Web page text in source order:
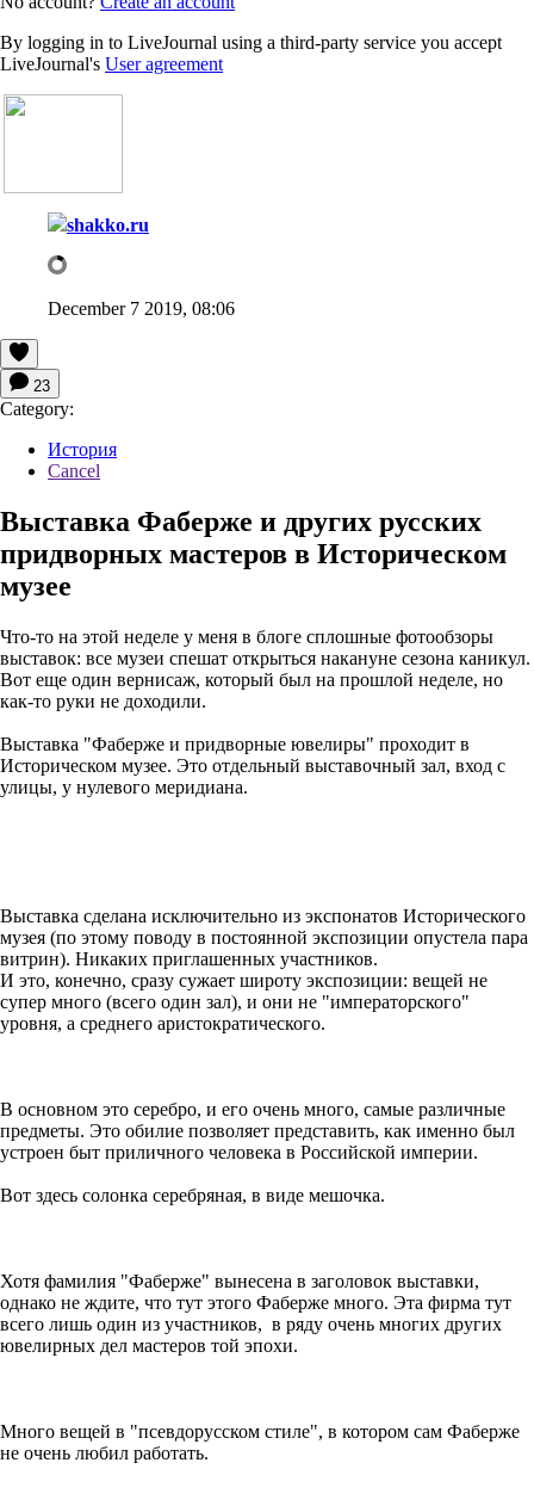
By logging in to LiveJournal using a third-party service you accept
LiveJournal's User agreement
shakko.ru
December 7 2019, 08:06
23
Category:
История
Cancel
Выставка Фаберже и других русских
придворных мастеров в Историческом
музее
Что-то на этой неделе у меня в блоге сплошные фотообзоры
выставок: все музеи спешат открыться накануне сезона каникул.
Вот еще один вернисаж, который был на прошлой неделе, но
как-то руки не доходили.
Выставка "Фаберже и придворные ювелиры" проходит в
Историческом музее. Это отдельный выставочный зал, вход с
улицы, у нулевого меридиана.
Выставка сделана исключительно из экспонатов Исторического
музея (по этому поводу в постоянной экспозиции опустела пара
витрин). Никаких приглашенных участников.
И это, конечно, сразу сужает широту экспозиции: вещей не
супер много (всего один зал), и они не "императорского"
уровня, а среднего аристократического.
В основном это серебро, и его очень много, самые различные
предметы. Это обилие позволяет представить, как именно был
устроен быт приличного человека в Российской империи.
Вот здесь солонка серебряная, в виде мешочка.
Хотя фамилия "Фаберже" вынесена в заголовок выставки,
однако не ждите, что тут этого Фаберже много. Эта фирма тут
всего лишь один из участников, в ряду очень многих других
ювелирных дел мастеров той эпохи.
Много вещей в "псевдорусском стиле", в котором сам Фаберже
не очень любил работать.